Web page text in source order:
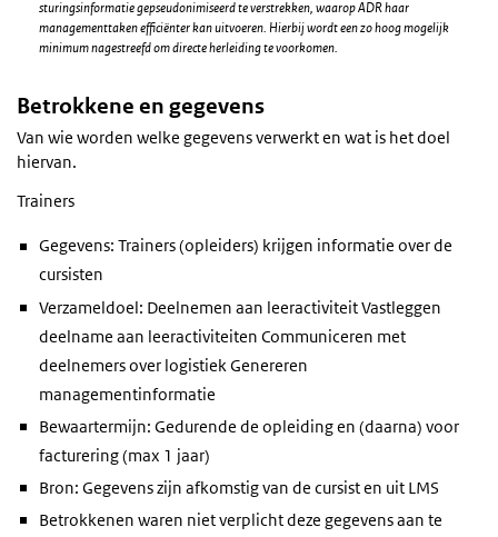
sturingsinformatie gepseudonimiseerd te verstrekken, waarop ADR haar
managementtaken efficiënter kan uitvoeren. Hierbij wordt een zo hoog mogelijk
minimum nagestreefd om directe herleiding te voorkomen.
Betrokkene en gegevens
Van wie worden welke gegevens verwerkt en wat is het doel
hiervan.
Trainers
Gegevens: Trainers (opleiders) krijgen informatie over de
cursisten
Verzameldoel: Deelnemen aan leeractiviteit Vastleggen
deelname aan leeractiviteiten Communiceren met
deelnemers over logistiek Genereren
managementinformatie
Bewaartermijn: Gedurende de opleiding en (daarna) voor
facturering (max 1 jaar)
Bron: Gegevens zijn afkomstig van de cursist en uit LMS
Betrokkenen waren niet verplicht deze gegevens aan te